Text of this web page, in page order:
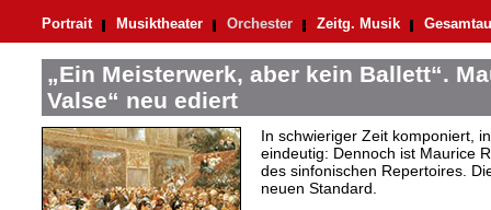
Portrait Musiktheater Orchester Zeitg. Musik
„Ein Meisterwerk, aber kein Ballett“.
Valse“ neu ediert
In schwieriger Zeit komponiert,
eindeutig: Dennoch ist Maurice
des sinfonischen Repertoires.
neuen Standard.